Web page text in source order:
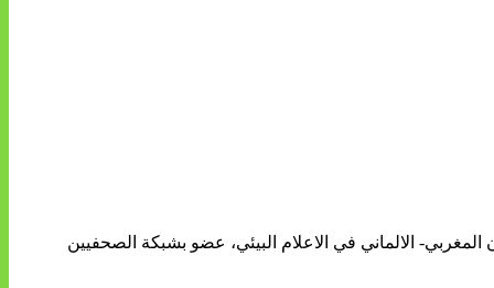
الالماني في الاعلام البيئي، عضو بشبكة الصحفيين